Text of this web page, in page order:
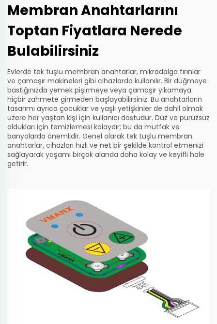
Membran Anahtarlarını
Toptan Fiyatlara Nerede
Bulabilirsiniz
Evlerde tek tuşlu membran anahtarlar, mikrodalga fırınlar
ve çamaşır makineleri gibi cihazlarda kullanılır. Bir düğmeye
bastığınızda yemek pişirmeye veya çamaşır yıkamaya
hiçbir zahmete girmeden başlayabilirsiniz. Bu anahtarların
tasarımı ayrıca çocuklar ve yaşlı yetişkinler de dahil olmak
üzere her yaştan kişi için kullanıcı dostudur. Düz ve pürüzsüz
oldukları için temizlemesi kolaydır; bu da mutfak ve
banyolarda önemlidir. Genel olarak tek tuşlu membran
anahtarlar, cihazları hızlı ve net bir şekilde kontrol etmenizi
sağlayarak yaşamı birçok alanda daha kolay ve keyifli hale
getirir.